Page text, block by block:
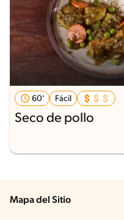
60' Fácil
Seco de pollo
Mapa del Sitio